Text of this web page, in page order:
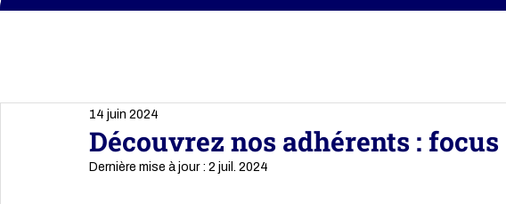
Découvrez nos adhérents :
14 juin 2024
Dernière mise à jour : 2 juil. 2024